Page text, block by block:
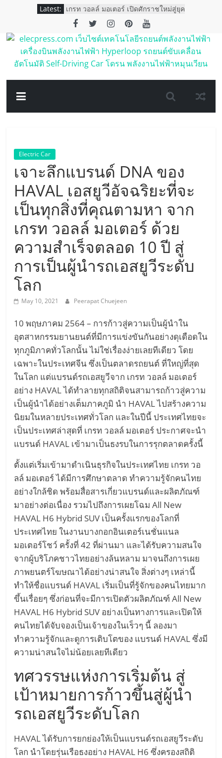
content
Latest: 100% เปิดจองในประเทศไทย
เกรท วอลล์ มอเตอร์ เปิดศักราชใหม่สู่ยุค
พลังงานอัจฉริยะ ขนทัพรถยนต์ใหม่กว่า
12 รุ่นจาก 5 แบรนด์
เผยโฉม KUBOTA Tractor ไฟฟ้า 100%
ครั้งแรกของอาเซียน
เอ็มจี คว้า 4 รางวัล ตอกย้ำการเป็น
แบรนด์ผู้นำด้านนวัตกรรมและ
elecpress.com
เว็บไซต์
เทคโนโลยี
รถยนต์
พลังงาน
ไฟฟ้า
เครื่อง
บิน
พลังงาน
ไฟฟ้า
Hyperloop
รถยนต์
ขับ
เคลื่อน
อัตโนมัติ
Self-
Driving
Car
โดรน
พลังงาน
ไฟฟ้า
หมุนเวียน
เว็บไซต์
รถยนต์
พลังงาน
เครื่อง
พลังงาน
ไฟฟ้า
Electric Car
เจาะลึกแบรนด์ DNA ของ
HAVAL เอสยูวีอัจฉริยะที่จะ
เป็นทุกสิ่งที่คุณตามหา จาก
เกรท วอลล์ มอเตอร์ ด้วย
ความสำเร็จตลอด 10 ปี สู่
การเป็นผู้นำรถเอสยูวีระดับ
โลก
May 10, 2021 Peerapat Chuejeen
10 พฤษภาคม 2564 – การก้าวสู่ความเป็นผู้นำใน
อุตสาหกรรมยานยนต์ที่มีการแข่งขันกันอย่างดุเดือดใน
ทุกภูมิภาคทั่วโลกนั้น ไม่ใช่เรื่องง่ายเลยทีเดียว โดย
เฉพาะในประเทศจีน ซึ่งเป็นตลาดรถยนต์ ที่ใหญ่ที่สุด
ในโลก แต่แบรนด์รถเอสยูวีจาก เกรท วอลล์ มอเตอร์
อย่าง HAVAL ได้ทำลายทุกสถิติจนสามารถก้าวสู่ความ
เป็นผู้นำได้อย่างเต็มภาคภูมิ นำ HAVAL ไปสร้างความ
นิยมในหลายประเทศทั่วโลก และในปีนี้ ประเทศไทยจะ
เป็นประเทศล่าสุดที่ เกรท วอลล์ มอเตอร์ ประกาศจะนำ
แบรนด์ HAVAL เข้ามาเป็นธงรบในการรุกตลาดครั้งนี้
ตั้งแต่เริ่มเข้ามาดำเนินธุรกิจในประเทศไทย เกรท วอ
ลล์ มอเตอร์ ได้มีการศึกษาตลาด ทำความรู้จักคนไทย
อย่างใกล้ชิด พร้อมสื่อสารเกี่ยวแบรนด์และผลิตภัณฑ์
มาอย่างต่อเนื่อง รวมไปถึงการเผยโฉม All New
HAVAL H6 Hybrid SUV เป็นครั้งแรกของโลกที่
ประเทศไทย ในงานบางกอกอินเตอร์เนชั่นแนล
มอเตอร์โชว์ ครั้งที่ 42 ที่ผ่านมา และได้รับความสนใจ
จากผู้บริโภคชาวไทยอย่างล้นหลาม มาจนถึงการเผย
ภาพยนตร์โฆษณาได้อย่างน่าสนใจ สิ่งต่างๆ เหล่านี้
ทำให้ชื่อแบรนด์ HAVAL เริ่มเป็นที่รู้จักของคนไทยมาก
ขึ้นเรื่อยๆ ซึ่งก่อนที่จะมีการเปิดตัวผลิตภัณฑ์ All New
HAVAL H6 Hybrid SUV อย่างเป็นทางการและเปิดให้
คนไทยได้จับจองเป็นเจ้าของในเร็วๆ นี้ ลองมา
ทำความรู้จักและดูการเติบโตของ แบรนด์ HAVAL ซึ่งมี
ความน่าสนใจไม่น้อยเลยทีเดียว
ทศวรรษแห่งการเริ่มต้น สู่
เป้าหมายการก้าวขึ้นสู่ผู้นำ
รถเอสยูวีระดับโลก
HAVAL ได้รับการยกย่องให้เป็นแบรนด์รถเอสยูวีระดับ
โลก นำโดยรุ่นเรือธงอย่าง HAVAL H6 ซึ่งครองสถิติ